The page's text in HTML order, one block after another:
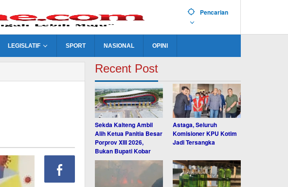
Pencarian
LEGISLATIF SPORT NASIONAL OPINI
Recent Post
Sekda Kalteng Ambil
Alih Ketua Panitia Besar
Porprov XIII 2026,
Bukan Bupati Kobar
Astaga, Seluruh
Komisioner KPU Kotim
Jadi Tersangka